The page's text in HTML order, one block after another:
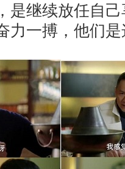
是继续放任自
力一搏，他们